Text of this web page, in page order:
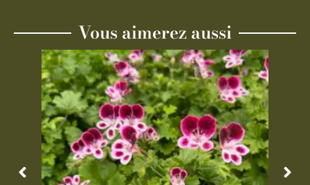
Vous aimerez aussi